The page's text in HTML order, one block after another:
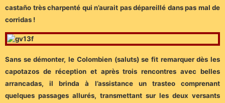
castaño très charpenté qui n’aurait pas dépareillé dans pas mal de
corridas !
Sans se démonter, le Colombien (saluts) se fit remarquer dès les
capotazos de réception et après trois rencontres avec belles
arrancadas, il brinda à l’assistance un trasteo comprenant
quelques passages allurés, transmettant sur les deux versants